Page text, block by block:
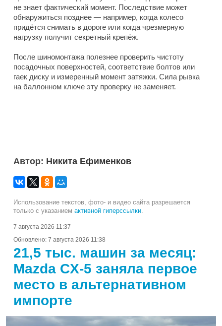
не знает фактический момент. Последствие может
обнаружиться позднее — например, когда колесо
придётся снимать в дороге или когда чрезмерную
нагрузку получит секретный крепёж.
После шиномонтажа полезнее проверить чистоту
посадочных поверхностей, соответствие болтов или
гаек диску и измеренный момент затяжки. Сила рывка
на баллонном ключе эту проверку не заменяет.
Автор: Никита Ефименков
Использование текстов, фото- и видео сайта разрешается
только с указанием активной гиперссылки.
7 августа 2026 11:37
Обновлено: 7 августа 2026 11:38
21,5 тыс. машин за месяц:
Mazda CX-5 заняла первое
место в альтернативном
импорте